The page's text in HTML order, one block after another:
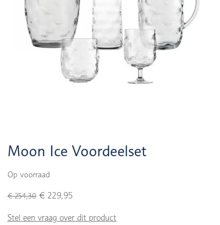
Moon Ice Voordeelset
Op voorraad
€ 254,30 € 229,95
Stel een vraag over dit product